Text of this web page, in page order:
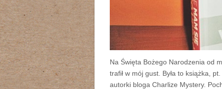
Na Święta Bożego Narodzenia od
trafił w mój gust. Była to książka,
autorki bloga Charlize Mystery.